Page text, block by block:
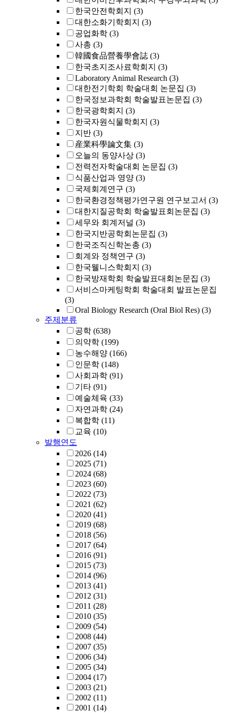
한국안전학회지 (3)
대한소화기학회지 (3)
공업화학 (3)
사총 (3)
韓國食品營養學會誌 (3)
한국초지조사료학회지 (3)
Laboratory Animal Research (3)
대한전기학회 학술대회 논문집 (3)
한국정보과학회 학술발표논문집 (3)
한국광학회지 (3)
한국자원식물학회지 (3)
지반 (3)
産業科學論文集 (3)
오늘의 동양사상 (3)
전력전자학술대회 논문집 (3)
식품산업과 영양 (3)
국제회계연구 (3)
한국환경정책평가연구원 연구보고서 (3)
대한지질공학회 학술발표회논문집 (3)
세무와 회계저널 (3)
한국지반공학회논문집 (3)
한국조직신학논총 (3)
회계와 정책연구 (3)
한국웰니스학회지 (3)
한국방재학회 학술발표대회논문집 (3)
서비스마케팅학회 학술대회 발표논문집
(3)
Oral Biology Research (Oral Biol Res) (3)
주제분류
공학 (638)
의약학 (199)
농수해양 (166)
인문학 (148)
사회과학 (91)
기타 (91)
예술체육 (33)
자연과학 (24)
복합학 (11)
교육 (10)
발행연도
2026 (14)
2025 (71)
2024 (68)
2023 (60)
2022 (73)
2021 (62)
2020 (41)
2019 (68)
2018 (56)
2017 (64)
2016 (91)
2015 (73)
2014 (96)
2013 (41)
2012 (31)
2011 (28)
2010 (35)
2009 (54)
2008 (44)
2007 (35)
2006 (34)
2005 (34)
2004 (17)
2003 (21)
2002 (11)
2001 (14)